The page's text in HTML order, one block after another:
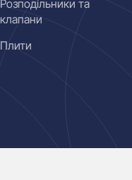
Розподільники та
клапани
Плити